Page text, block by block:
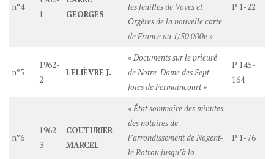
n°4
1
GEORGES
les feuilles de Voves et
Orgères de la nouvelle carte
de France au 1/50 000e »
P 1-22
n°5
1962-
2
LELIÈVRE J.
« Documents sur le prieuré
de Notre-Dame des Sept
Joies de Fermaincourt »
P 145-
164
n°6
1962-
3
COUTURIER
MARCEL
« État sommaire des minutes
des notaires de
l’arrondissement de Nogent-
le Rotrou jusqu’à la
P 1-76